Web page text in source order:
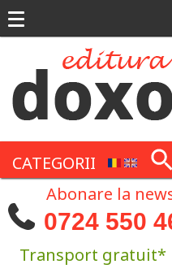
CATEGORII
Abonare la
0724 550
Transport gratuit*